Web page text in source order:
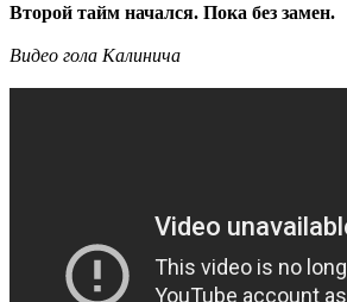
Второй тайм начался. Пока без замен.
Видео гола Калинича